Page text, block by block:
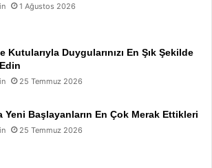
1 Ağustos 2026
Kutularıyla Duygularınızı En Şık Şekilde
25 Temmuz 2026
Yeni Başlayanların En Çok Merak Ettikleri
25 Temmuz 2026